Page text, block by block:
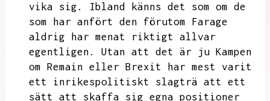
vika sig.
Ibland känns det som om de
som har anfört den förutom Farage
aldrig har menat riktigt allvar
egentligen.
Utan att det är ju Kampen
om Remain eller Brexit har mest varit
ett inrikespolitiskt slagträ att ett
sätt att skaffa sig egna positioner